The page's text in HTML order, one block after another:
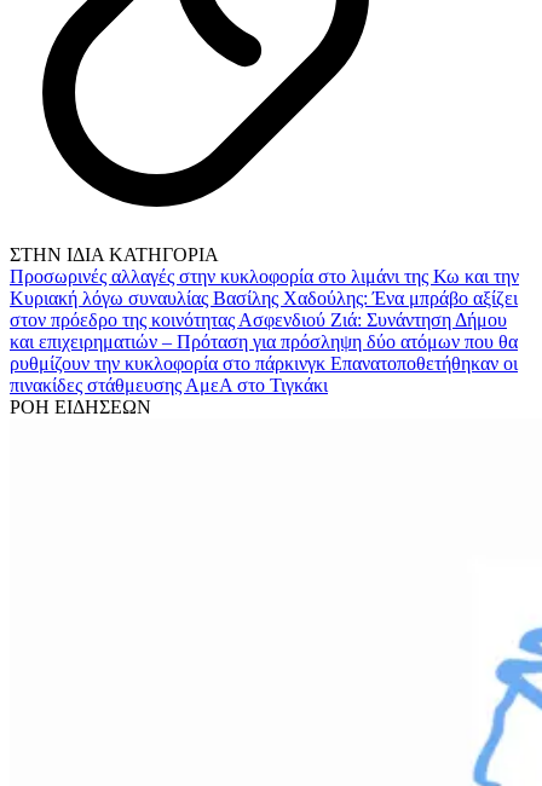
ΣΤΗΝ ΙΔΙΑ ΚΑΤΗΓΟΡΙΑ
Προσωρινές αλλαγές στην κυκλοφορία στο λιμάνι της Κω και την
Κυριακή λόγω συναυλίας Βασίλης Χαδούλης: Ένα μπράβο αξίζει
στον πρόεδρο της κοινότητας Ασφενδιού Ζιά: Συνάντηση Δήμου
και επιχειρηματιών – Πρόταση για πρόσληψη δύο ατόμων που θα
ρυθμίζουν την κυκλοφορία στο πάρκινγκ Επανατοποθετήθηκαν οι
πινακίδες στάθμευσης ΑμεΑ στο Τιγκάκι
ΡΟΗ ΕΙΔΗΣΕΩΝ